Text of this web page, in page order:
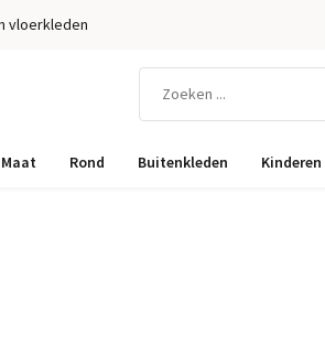
vloerkleden
Maat Rond Buitenkleden Kinderen